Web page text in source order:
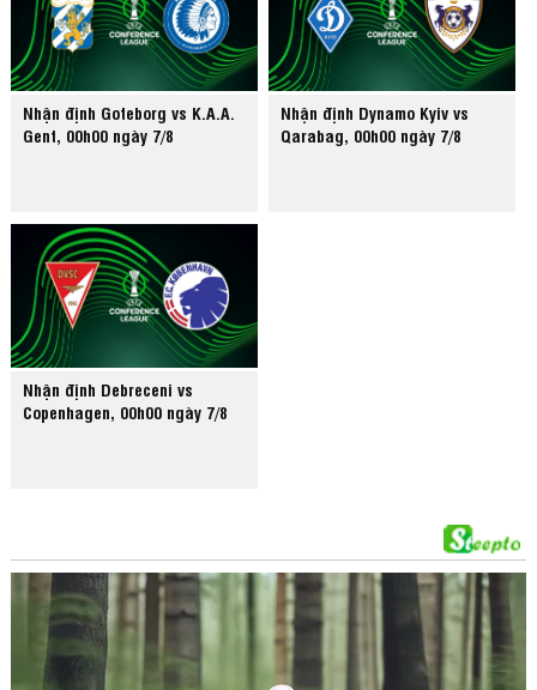
Nhận định Goteborg vs K.A.A.
Gent, 00h00 ngày 7/8
Nhận định Dynamo Kyiv vs
Qarabag, 00h00 ngày 7/8
Nhận định Debreceni vs
Copenhagen, 00h00 ngày 7/8